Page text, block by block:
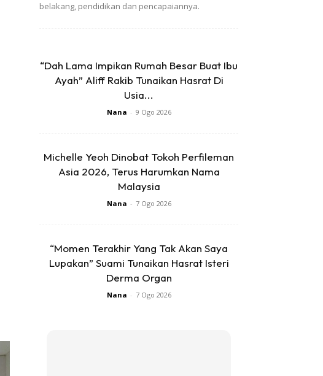
belakang, pendidikan dan pencapaiannya.
“Dah Lama Impikan Rumah Besar Buat Ibu
Ayah” Aliff Rakib Tunaikan Hasrat Di
Usia...
Nana - 9 Ogo 2026
Michelle Yeoh Dinobat Tokoh Perfileman
Asia 2026, Terus Harumkan Nama
Malaysia
Nana - 7 Ogo 2026
“Momen Terakhir Yang Tak Akan Saya
Lupakan” Suami Tunaikan Hasrat Isteri
Derma Organ
Nana - 7 Ogo 2026